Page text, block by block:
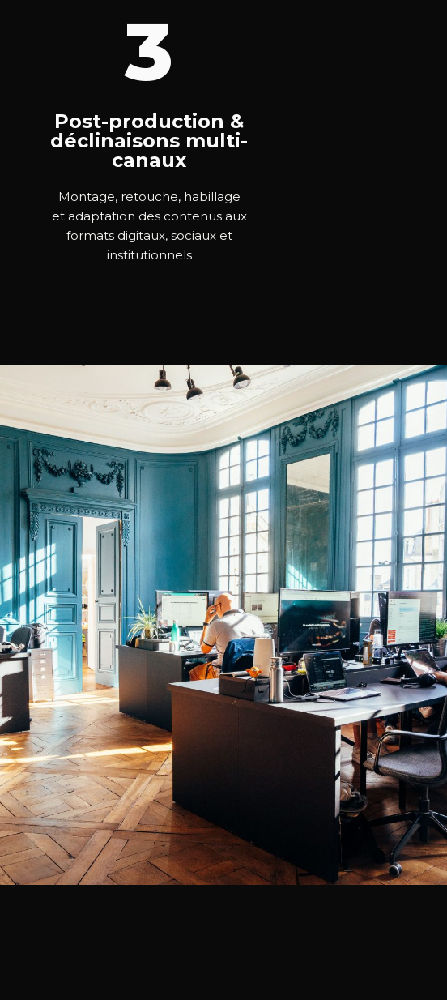
3
Post-production &
déclinaisons multi-
canaux
Montage, retouche, habillage
et adaptation des contenus aux
formats digitaux, sociaux et
institutionnels